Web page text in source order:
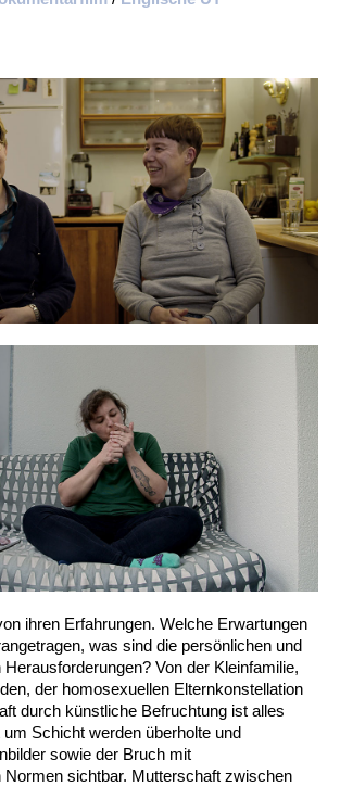
ihren Erfahrungen. Welche Erwartungen
was sind die persönlichen und
Von der Kleinfamilie,
der homosexuellen Elternkonstellation
durch künstliche Befruchtung ist alles
Schicht werden überholte und
sowie der Bruch mit
Normen sichtbar. Mutterschaft zwischen